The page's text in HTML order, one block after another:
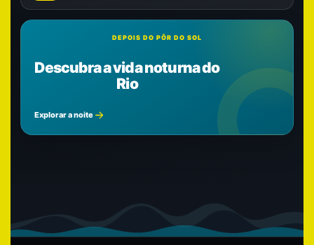
DEPOIS DO PÔR DO SOL
Descubra a vida noturna do
Rio
Explorar a noite